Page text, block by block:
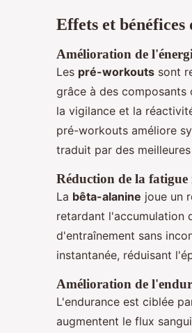
Effets et
Amélioration de
Les pré-workouts sont
grâce à des composants
la vigilance et la
pré-workouts améliore
traduit par des
Réduction de la fatigue
La bêta-alanine joue un
retardant l'accumulation
d'entraînement sans
instantanée, réduisant
Amélioration de
L'endurance est ciblée
augmentent le flux